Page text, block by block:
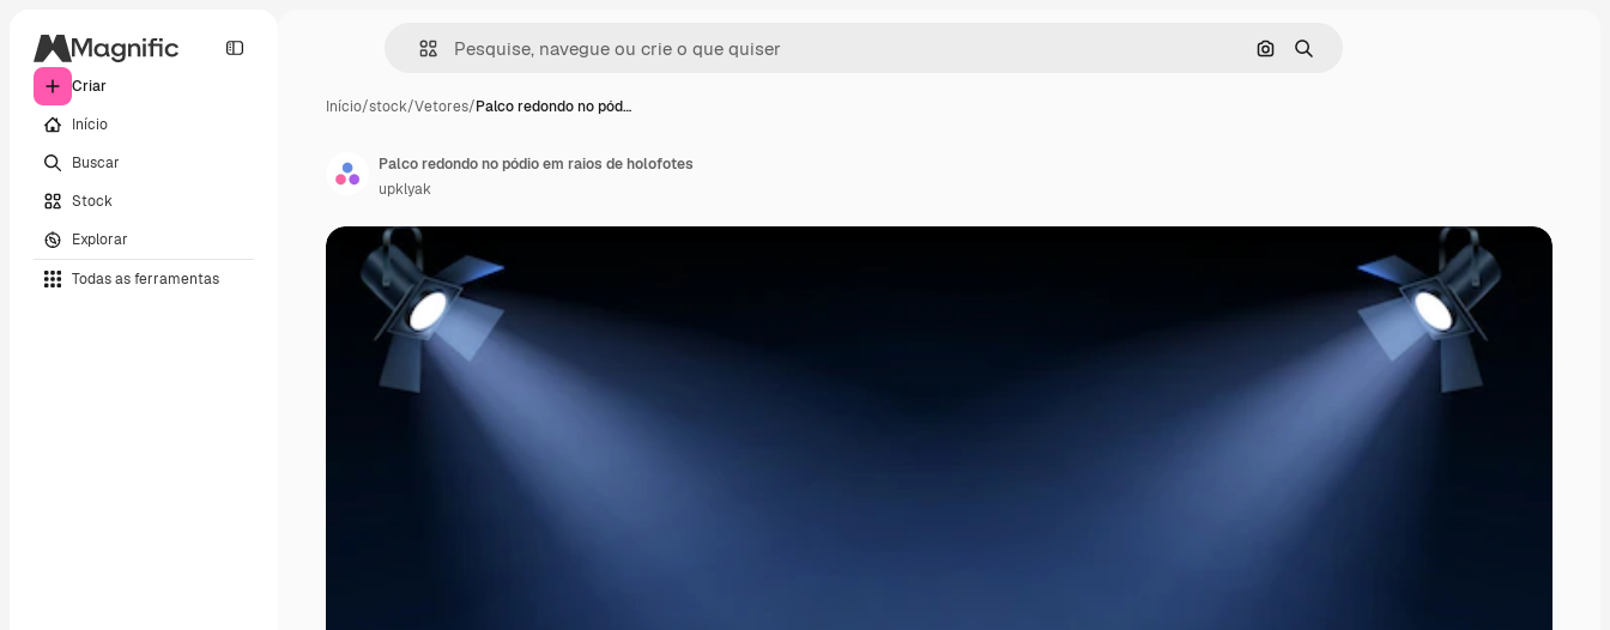
Criar
Início
Buscar
Stock
Explorar
Todas as ferramentas
Pesquisar por imagem
Buscar
Início/stock/Vetores/Palco redondo no pód…
Palco redondo no pódio em raios de holofotes
upklyak